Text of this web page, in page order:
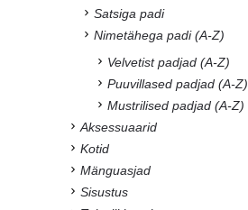
Satsiga padi
Nimetähega padi (A-Z)
Velvetist padjad (A-Z)
Puuvillased padjad (A-Z)
Mustrilised padjad (A-Z)
Aksessuaarid
Kotid
Mänguasjad
Sisustus